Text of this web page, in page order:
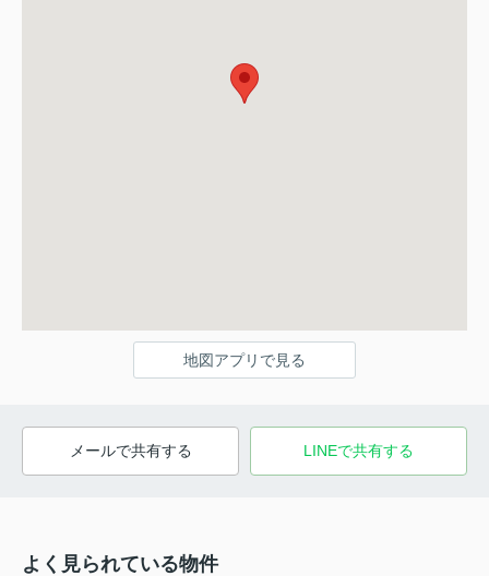
地図アプリで見る
メールで共有する LINEで共有する
よく見られている物件